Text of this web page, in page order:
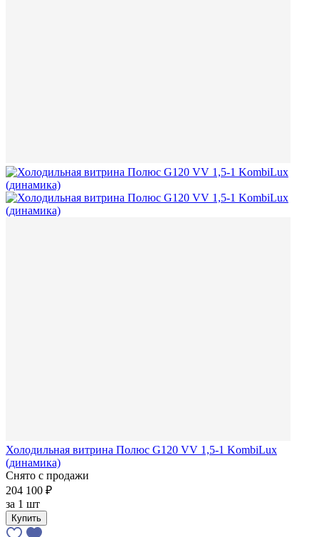
Холодильная витрина Полюс G120 VV 1,5-1 KombiLux
(динамика)
Снято с продажи
204 100 ₽
за 1 шт
Купить